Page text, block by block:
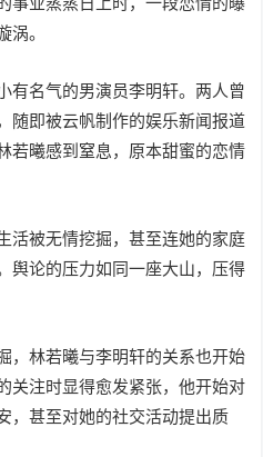
涡。
有名气的男演员李明轩。两人曾
随即被云帆制作的娱乐新闻报道
若曦感到窒息，原本甜蜜的恋情
活被无情挖掘，甚至连她的家庭
舆论的压力如同一座大山，压得
，林若曦与李明轩的关系也开始
关注时显得愈发紧张，他开始对
，甚至对她的社交活动提出质